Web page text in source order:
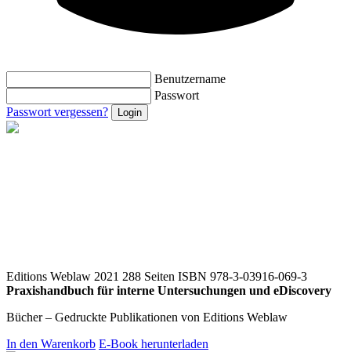
Benutzername
Passwort
Passwort vergessen?
Editions Weblaw 2021 288 Seiten ISBN 978-3-03916-069-3
Praxishandbuch für interne Untersuchungen und eDiscovery
Bücher – Gedruckte Publikationen von Editions Weblaw
In den Warenkorb E-Book herunterladen